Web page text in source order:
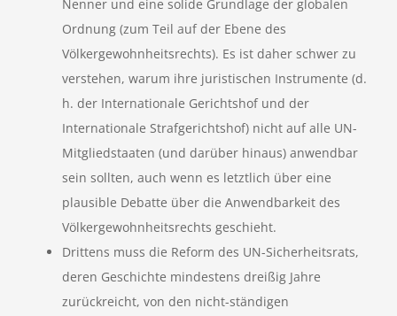
Nenner und eine solide Grundlage der globalen
Ordnung (zum Teil auf der Ebene des
Völkergewohnheitsrechts). Es ist daher schwer zu
verstehen, warum ihre juristischen Instrumente (d.
h. der Internationale Gerichtshof und der
Internationale Strafgerichtshof) nicht auf alle UN-
Mitgliedstaaten (und darüber hinaus) anwendbar
sein sollten, auch wenn es letztlich über eine
plausible Debatte über die Anwendbarkeit des
Völkergewohnheitsrechts geschieht.
Drittens muss die Reform des UN-Sicherheitsrats,
deren Geschichte mindestens dreißig Jahre
zurückreicht, von den nicht-ständigen